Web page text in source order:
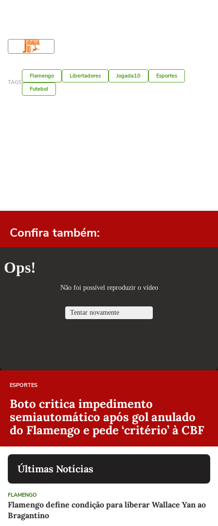
TAGS
Flamengo Libertadores Jogada10
Esportes
Futebol
Confira também:
ESPORTES
Boto critica impedimento
semiautomático após gol anulado
do Flamengo e pede ‘critério’ à CBF
Últimas Notícias
FLAMENGO
Flamengo define condição para liberar Wallace Yan ao
Bragantino